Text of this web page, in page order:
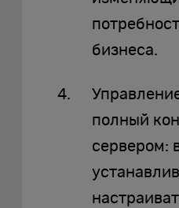
бизнеса.
полный
сервером: